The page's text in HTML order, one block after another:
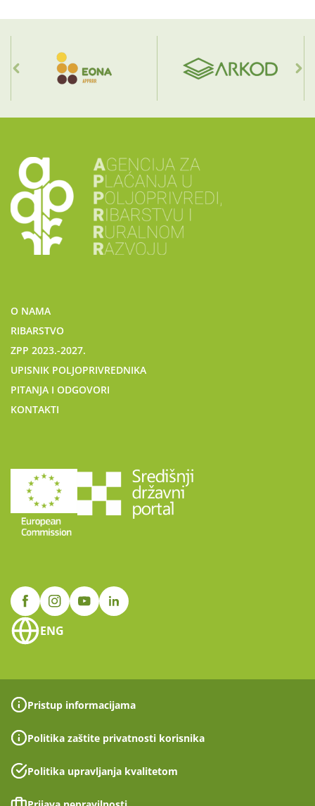
O NAMA
RIBARSTVO
ZPP 2023.-2027.
UPISNIK POLJOPRIVREDNIKA
PITANJA I ODGOVORI
KONTAKTI
ENG
Pristup informacijama
Politika zaštite privatnosti korisnika
Politika upravljanja kvalitetom